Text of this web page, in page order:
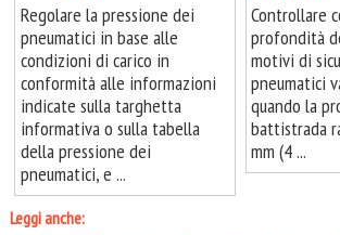
Regolare la pressione dei
pneumatici in base alle
condizioni di carico in
conformità alle informazioni
indicate sulla targhetta
informativa o sulla tabella
della pressione dei
pneumatici, e ...
Controllare
profondità
motivi di
pneumatici
quando la
battistrada
mm (4 ...
Leggi anche: